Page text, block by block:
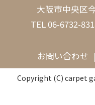
大阪市中央区
TEL 06-6732-
お問い合わせ
Copyright (C) carpet